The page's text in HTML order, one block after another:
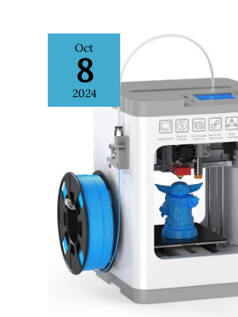
les cuisines, les loteries, les
commerciaux, les
supermarchés, le
commerce de détail, les
hôtels, les cantines, les
restaurants, le secteur
médical, etc. Note
importante : L'imprimante
n'est pas compatible avec
Ubereats, Grubhub,
Doordash, Lightspeed,
Postmates, Square,
Chromebook ni Clover.
Oct
8
2024